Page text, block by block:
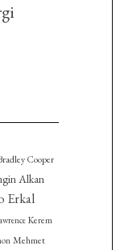
Cooper
Alkan
Erkal
Kerem
Mehmet